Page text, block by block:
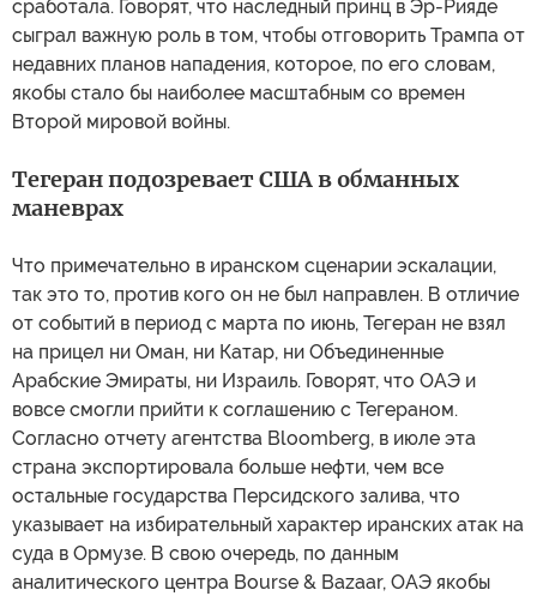
сработала. Говорят, что наследный принц в Эр-Рияде
сыграл важную роль в том, чтобы отговорить Трампа от
недавних планов нападения, которое, по его словам,
якобы стало бы наиболее масштабным со времен
Второй мировой войны.
Тегеран подозревает США в обманных
маневрах
Что примечательно в иранском сценарии эскалации,
так это то, против кого он не был направлен. В отличие
от событий в период с марта по июнь, Тегеран не взял
на прицел ни Оман, ни Катар, ни Объединенные
Арабские Эмираты, ни Израиль. Говорят, что ОАЭ и
вовсе смогли прийти к соглашению с Тегераном.
Согласно отчету агентства Bloomberg, в июле эта
страна экспортировала больше нефти, чем все
остальные государства Персидского залива, что
указывает на избирательный характер иранских атак на
суда в Ормузе. В свою очередь, по данным
аналитического центра Bourse & Bazaar, ОАЭ якобы